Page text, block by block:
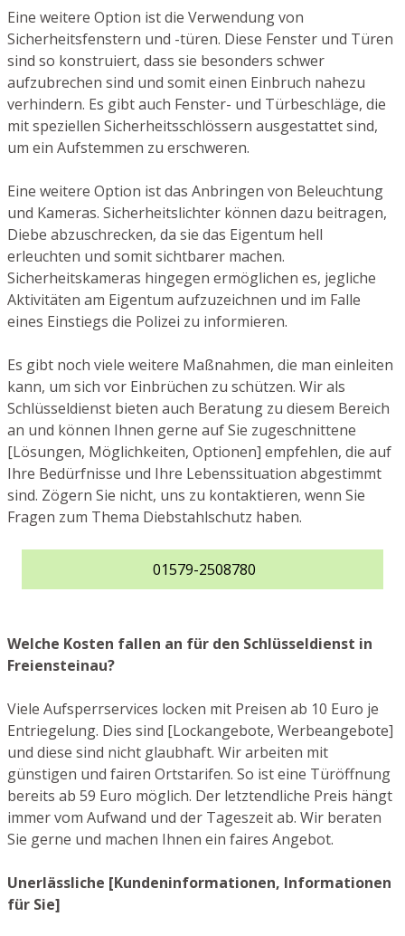
Eine weitere Option ist die Verwendung von
Sicherheitsfenstern und -türen. Diese Fenster und Türen
sind so konstruiert, dass sie besonders schwer
aufzubrechen sind und somit einen Einbruch nahezu
verhindern. Es gibt auch Fenster- und Türbeschläge, die
mit speziellen Sicherheitsschlössern ausgestattet sind,
um ein Aufstemmen zu erschweren.
Eine weitere Option ist das Anbringen von Beleuchtung
und Kameras. Sicherheitslichter können dazu beitragen,
Diebe abzuschrecken, da sie das Eigentum hell
erleuchten und somit sichtbarer machen.
Sicherheitskameras hingegen ermöglichen es, jegliche
Aktivitäten am Eigentum aufzuzeichnen und im Falle
eines Einstiegs die Polizei zu informieren.
Es gibt noch viele weitere Maßnahmen, die man einleiten
kann, um sich vor Einbrüchen zu schützen. Wir als
Schlüsseldienst bieten auch Beratung zu diesem Bereich
an und können Ihnen gerne auf Sie zugeschnittene
[Lösungen, Möglichkeiten, Optionen] empfehlen, die auf
Ihre Bedürfnisse und Ihre Lebenssituation abgestimmt
sind. Zögern Sie nicht, uns zu kontaktieren, wenn Sie
Fragen zum Thema Diebstahlschutz haben.
01579-2508780
Welche Kosten fallen an für den Schlüsseldienst in
Freiensteinau?
Viele Aufsperrservices locken mit Preisen ab 10 Euro je
Entriegelung. Dies sind [Lockangebote, Werbeangebote]
und diese sind nicht glaubhaft. Wir arbeiten mit
günstigen und fairen Ortstarifen. So ist eine Türöffnung
bereits ab 59 Euro möglich. Der letztendliche Preis hängt
immer vom Aufwand und der Tageszeit ab. Wir beraten
Sie gerne und machen Ihnen ein faires Angebot.
Unerlässliche [Kundeninformationen, Informationen
für Sie]